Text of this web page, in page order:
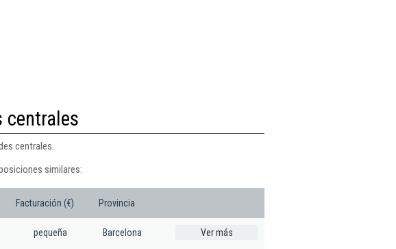
centrales
centrales.
similares:
Facturación (€) Provincia
pequeña Barcelona Ver más